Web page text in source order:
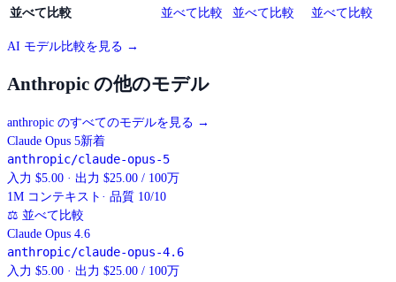
並べて比較
並べて比較 並べて比較 並べて比較
AI モデル比較を見る →
Anthropic の他のモデル
anthropic のすべてのモデルを見る →
Claude Opus 5新着
anthropic/claude-opus-5
入力 $5.00 · 出力 $25.00 / 100万
1M コンテキスト · 品質 10/10
⚖ 並べて比較
Claude Opus 4.6
anthropic/claude-opus-4.6
入力 $5.00 · 出力 $25.00 / 100万